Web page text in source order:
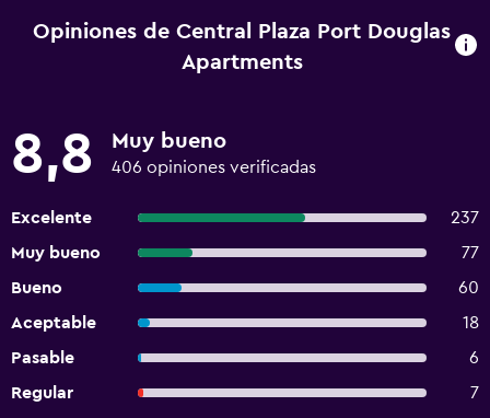
Opiniones de Central Plaza Port Douglas
Apartments
8,8 Muy bueno
406 opiniones verificadas
Excelente
237
Muy bueno
77
Bueno
60
Aceptable
18
Pasable
6
Regular
7